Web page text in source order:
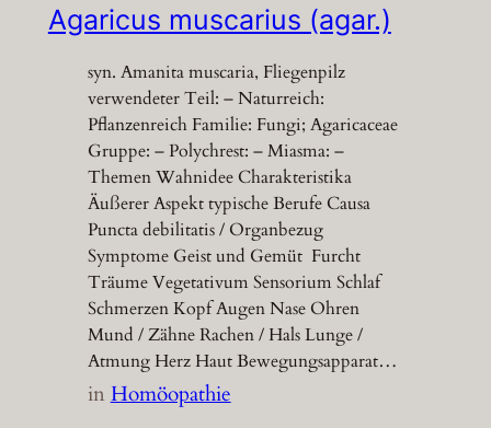
Agaricus muscarius (agar.)
syn. Amanita muscaria, Fliegenpilz
verwendeter Teil: – Naturreich:
Pflanzenreich Familie: Fungi; Agaricaceae
Gruppe: – Polychrest: – Miasma: –
Themen Wahnidee Charakteristika
Äußerer Aspekt typische Berufe Causa
Puncta debilitatis / Organbezug
Symptome Geist und Gemüt Furcht
Träume Vegetativum Sensorium Schlaf
Schmerzen Kopf Augen Nase Ohren
Mund / Zähne Rachen / Hals Lunge /
Atmung Herz Haut Bewegungsapparat…
inHomöopathie